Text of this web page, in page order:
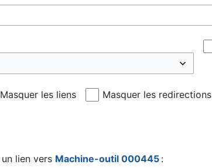
Masquer les liens Masquer les redirections
lien vers Machine-outil 000445 :